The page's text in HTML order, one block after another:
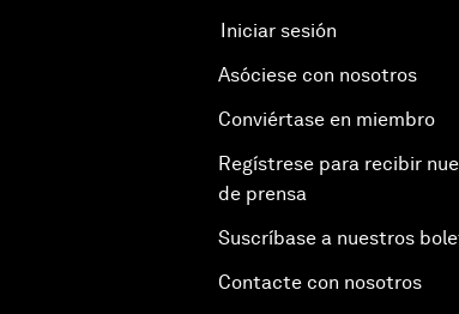
Iniciar sesión
Asóciese con nosotros
Conviértase en miembro
Regístrese para recibir
de prensa
Suscríbase a nuestros
Contacte con nosotros